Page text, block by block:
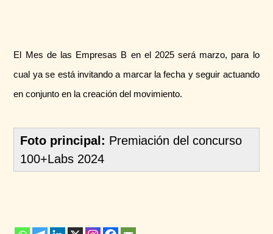
El Mes de las Empresas B en el 2025 será marzo, para lo
cual ya se está invitando a marcar la fecha y seguir actuando
en conjunto en la creación del movimiento.
Foto principal: Premiación del concurso
100+Labs 2024